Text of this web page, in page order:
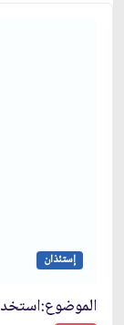
إستئذان